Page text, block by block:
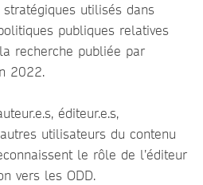
utilisés dans
publiques relatives
recherche publiée par
2022.
éditeur.e.s,
utilisateurs du contenu
le rôle de l’éditeur
vers les ODD.